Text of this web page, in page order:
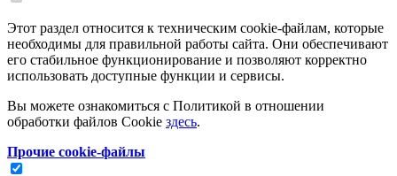
Этот раздел относится к техническим cookie-файлам, которые
необходимы для правильной работы сайта. Они обеспечивают
его стабильное функционирование и позволяют корректно
использовать доступные функции и сервисы.
Вы можете ознакомиться с Политикой в отношении
обработки файлов Cookie здесь.
Прочие cookie-файлы